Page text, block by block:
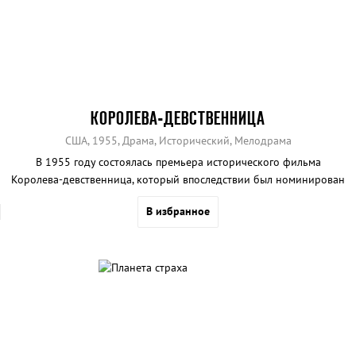
КОРОЛЕВА-ДЕВСТВЕННИЦА
США, 1955, Драма, Исторический, Мелодрама
В 1955 году состоялась премьера исторического фильма
Королева-девственница, который впоследствии был номинирован
В избранное